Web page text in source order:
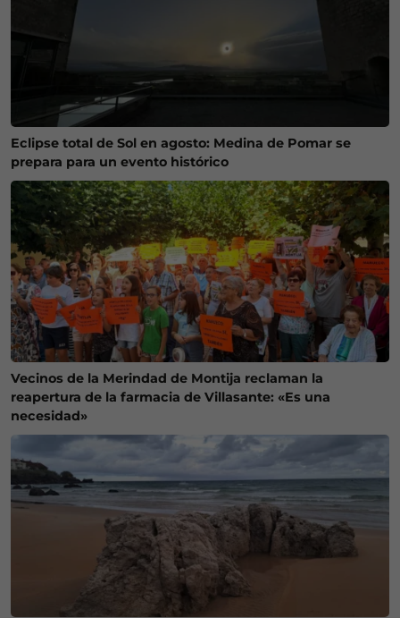
Eclipse total de Sol en agosto: Medina de Pomar se
prepara para un evento histórico
Vecinos de la Merindad de Montija reclaman la
reapertura de la farmacia de Villasante: «Es una
necesidad»